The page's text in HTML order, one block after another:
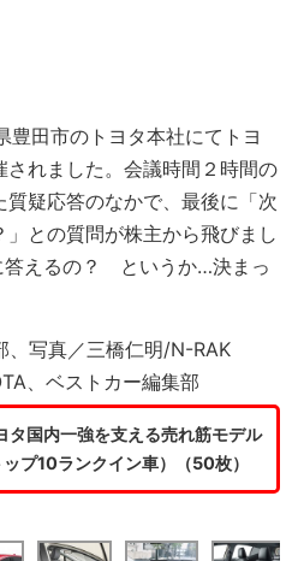
田市のトヨタ本社にてトヨ
されました。会議時間２時間の
質疑応答のなかで、最後に「次
との質問が株主から飛びまし
答えるの？ というか…決まっ
、写真／三橋仁明/N-RAK
、ベストカー編集部
タ国内一強を支える売れ筋モデル
プ10ランクイン車）（50枚）